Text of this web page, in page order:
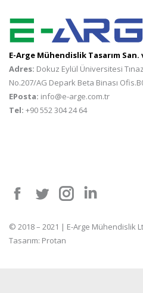
E-Arge Mühendislik Tasarım San.
Adres: Dokuz Eylül Üniversitesi
No.207/AG Depark Beta Binası
EPosta: info@e-arge.com.tr
Tel: +90 552 304 24 64
Facebook
TwitterInstagram
Linkedin
© 2018 – 2021 | E-Arge Mühendislik
Tasarım: Protan